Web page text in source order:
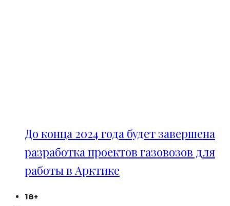
До конца 2024 года будет завершена
разработка проектов газовозов для
работы в Арктике
18+